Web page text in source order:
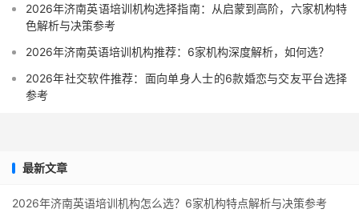
2026年济南英语培训机构选择指南：从启蒙到高阶，六家机构特
色解析与决策参考
2026年济南英语培训机构推荐：6家机构深度解析，如何选？
2026年社交软件推荐：面向单身人士的6款婚恋与交友平台选择
参考
最新文章
2026年济南英语培训机构怎么选？6家机构特点解析与决策参考